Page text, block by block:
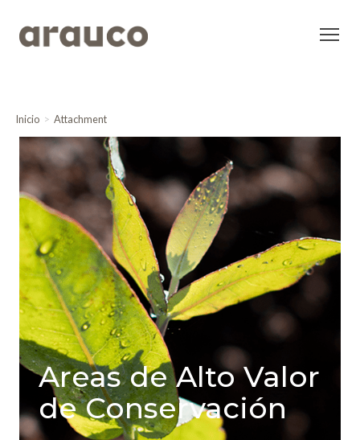
Inicio Attachment
Areas de Alto Valor
de Conservación